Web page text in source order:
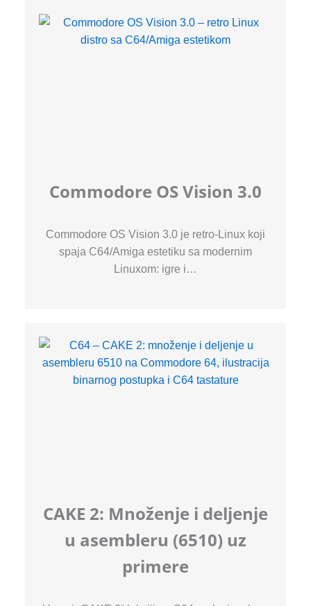
Commodore OS Vision 3.0
Commodore OS Vision 3.0 je retro-Linux koji
spaja C64/Amiga estetiku sa modernim
Linuxom: igre i…
CAKE 2: Množenje i deljenje
u asembleru (6510) uz
primere